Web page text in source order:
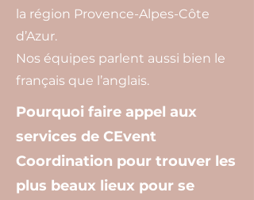
la région Provence-Alpes-Côte
d’Azur.
Nos équipes parlent aussi bien le
français que l’anglais.
Pourquoi faire appel aux
services de CEvent
Coordination pour trouver les
plus beaux lieux pour se